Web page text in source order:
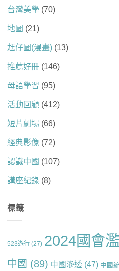
台灣美學 (70)
地圖 (21)
尪仔圖(漫畫) (13)
推薦好冊 (146)
母語學習 (95)
活動回顧 (412)
短片劇場 (66)
經典影像 (72)
認識中國 (107)
講座紀錄 (8)
標籤
523遊行 (27) 2024國會
中國 (89) 中國滲透 (47) 中國